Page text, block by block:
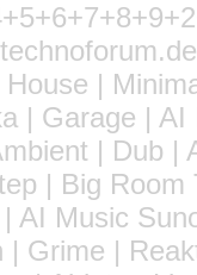
|
| Garage |
| Dub
| Big
AI Music
Grime |